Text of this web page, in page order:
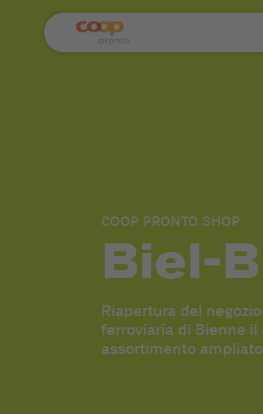
COOP PRONTO SHOP
Biel-
Riapertura del
ferroviaria di Bienne il
assortimento